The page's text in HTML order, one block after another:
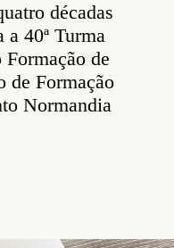
décadas
40ª Turma
de
de Formação
Normandia